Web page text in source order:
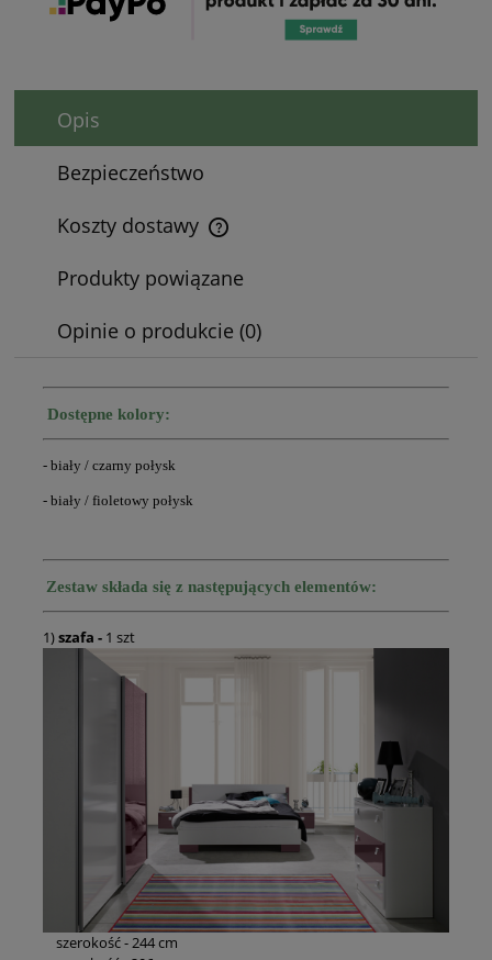
Opis
Bezpieczeństwo
Koszty dostawy
Cena nie zawiera ewentualnych kosztów płatności
Produkty powiązane
Opinie o produkcie (0)
Dostępne kolory:
- biały / czarny połysk
- biały / fioletowy połysk
Zestaw składa się z następujących elementów:
1)szafa - 1 szt
szerokość - 244 cm